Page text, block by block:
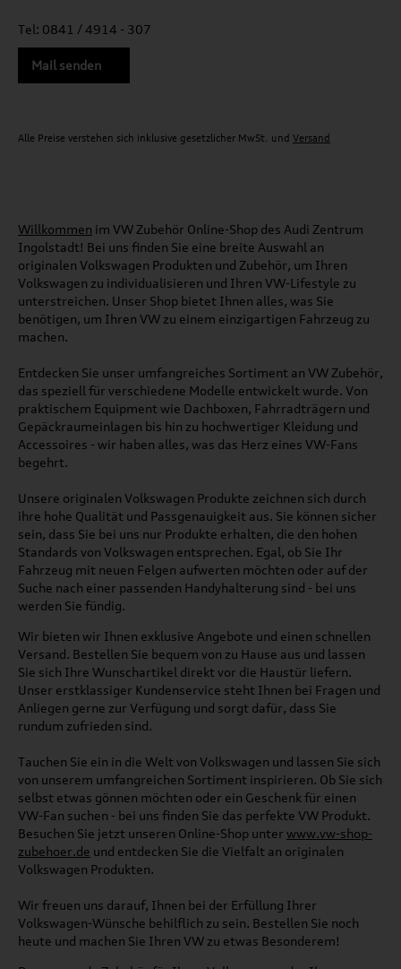
Tel: 0841 / 4914 - 307
Mail senden
Alle Preise verstehen sich inklusive gesetzlicher MwSt. und Versand
Willkommen im VW Zubehör Online-Shop des Audi Zentrum
Ingolstadt! Bei uns finden Sie eine breite Auswahl an
originalen Volkswagen Produkten und Zubehör, um Ihren
Volkswagen zu individualisieren und Ihren VW-Lifestyle zu
unterstreichen. Unser Shop bietet Ihnen alles, was Sie
benötigen, um Ihren VW zu einem einzigartigen Fahrzeug zu
machen.
Entdecken Sie unser umfangreiches Sortiment an VW Zubehör,
das speziell für verschiedene Modelle entwickelt wurde. Von
praktischem Equipment wie Dachboxen, Fahrradträgern und
Gepäckraumeinlagen bis hin zu hochwertiger Kleidung und
Accessoires - wir haben alles, was das Herz eines VW-Fans
begehrt.
Unsere originalen Volkswagen Produkte zeichnen sich durch
ihre hohe Qualität und Passgenauigkeit aus. Sie können sicher
sein, dass Sie bei uns nur Produkte erhalten, die den hohen
Standards von Volkswagen entsprechen. Egal, ob Sie Ihr
Fahrzeug mit neuen Felgen aufwerten möchten oder auf der
Suche nach einer passenden Handyhalterung sind - bei uns
werden Sie fündig.
Wir bieten wir Ihnen exklusive Angebote und einen schnellen
Versand. Bestellen Sie bequem von zu Hause aus und lassen
Sie sich Ihre Wunschartikel direkt vor die Haustür liefern.
Unser erstklassiger Kundenservice steht Ihnen bei Fragen und
Anliegen gerne zur Verfügung und sorgt dafür, dass Sie
rundum zufrieden sind.
Tauchen Sie ein in die Welt von Volkswagen und lassen Sie sich
von unserem umfangreichen Sortiment inspirieren. Ob Sie sich
selbst etwas gönnen möchten oder ein Geschenk für einen
VW-Fan suchen - bei uns finden Sie das perfekte VW Produkt.
Besuchen Sie jetzt unseren Online-Shop unter www.vw-shop-
zubehoer.de und entdecken Sie die Vielfalt an originalen
Volkswagen Produkten.
Wir freuen uns darauf, Ihnen bei der Erfüllung Ihrer
Volkswagen-Wünsche behilflich zu sein. Bestellen Sie noch
heute und machen Sie Ihren VW zu etwas Besonderem!